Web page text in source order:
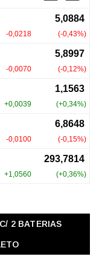
2 BATERIAS